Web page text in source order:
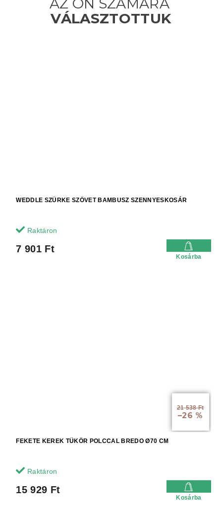
WEDDLE SZÜRKE SZÖVET BAMBUSZ SZENNYESKOSÁR
Raktáron
7 901 Ft
Kosárba
21 538 Ft
–26 %
FEKETE KEREK TÜKÖR POLCCAL BREDO Ø70 CM
Raktáron
15 929 Ft
Kosárba